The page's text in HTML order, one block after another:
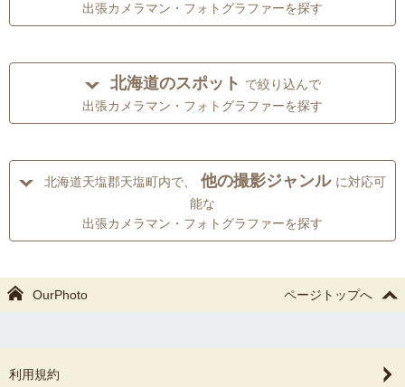
出張カメラマン・フォトグラファーを探す
北海道のスポット で絞り込んで
出張カメラマン・フォトグラファーを探す
北海道天塩郡天塩町内で、 他の撮影ジャンル に対応可
能な
出張カメラマン・フォトグラファーを探す
OurPhoto ページトップへ
利用規約